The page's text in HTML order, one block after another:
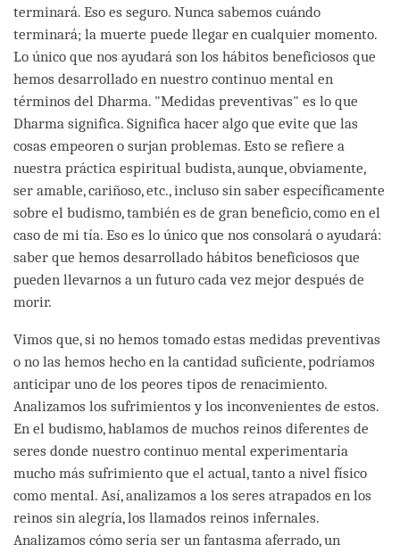
terminará. Eso es seguro. Nunca sabemos cuándo
terminará; la muerte puede llegar en cualquier momento.
Lo único que nos ayudará son los hábitos beneficiosos que
hemos desarrollado en nuestro continuo mental en
términos del Dharma. "Medidas preventivas" es lo que
Dharma significa. Significa hacer algo que evite que las
cosas empeoren o surjan problemas. Esto se refiere a
nuestra práctica espiritual budista, aunque, obviamente,
ser amable, cariñoso, etc., incluso sin saber específicamente
sobre el budismo, también es de gran beneficio, como en el
caso de mi tía. Eso es lo único que nos consolará o ayudará:
saber que hemos desarrollado hábitos beneficiosos que
pueden llevarnos a un futuro cada vez mejor después de
morir.
Vimos que, si no hemos tomado estas medidas preventivas
o no las hemos hecho en la cantidad suficiente, podríamos
anticipar uno de los peores tipos de renacimiento.
Analizamos los sufrimientos y los inconvenientes de estos.
En el budismo, hablamos de muchos reinos diferentes de
seres donde nuestro continuo mental experimentaría
mucho más sufrimiento que el actual, tanto a nivel físico
como mental. Así, analizamos a los seres atrapados en los
reinos sin alegría, los llamados reinos infernales.
Analizamos cómo sería ser un fantasma aferrado, un